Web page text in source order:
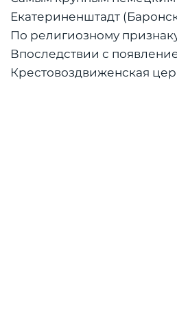
Екатериненштадт
По религиозному
Впоследствии с
Крестовоздвиженская